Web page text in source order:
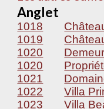
Anglet
1018
1019
1020
1020
1021
1022
Villa
1023
Villa